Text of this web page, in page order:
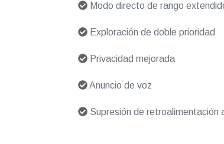
Modo directo de rango
Exploración de doble prioridad
Privacidad mejorada
Anuncio de voz
Supresión de retroalimentación